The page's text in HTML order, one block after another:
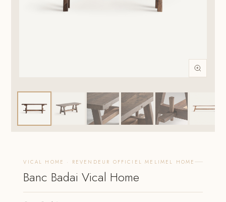
VICAL HOME · REVENDEUR OFFICIEL MELIMEL HOME
Banc Badai Vical Home